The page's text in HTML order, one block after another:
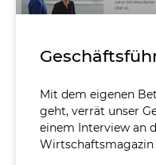
Mit dem eigenen
geht, verrät unser
einem Interview an
Wirtschaftsmagazin